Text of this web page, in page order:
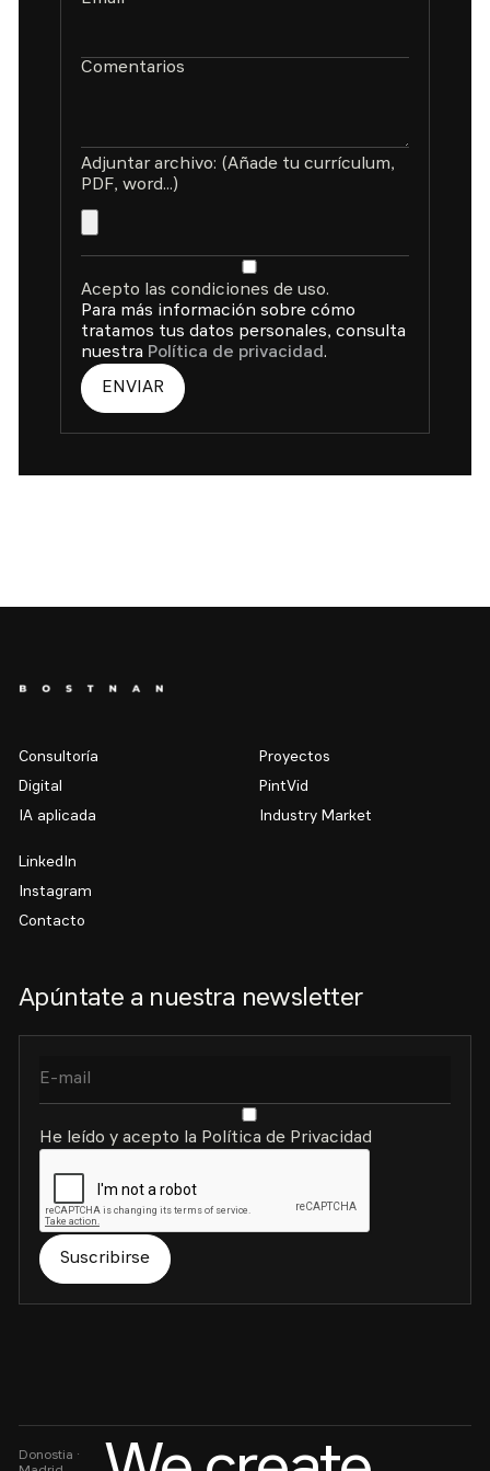
Comentarios
Adjuntar archivo: (Añade tu currículum,
PDF, word...)
Acepto las condiciones de uso.
Para más información sobre cómo
tratamos tus datos personales, consulta
nuestra Política de privacidad.
ENVIAR
Consultoría
Digital
IA aplicada
Proyectos
PintVid
Industry Market
LinkedIn
Instagram
Contacto
Apúntate a nuestra newsletter
He leído y acepto la Política de Privacidad
Suscribirse
Donostia ·